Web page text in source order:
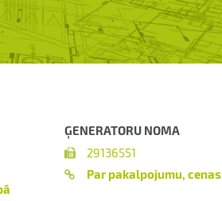
ĢENERATORU NOMA
29136551
Par pakalpojumu, cenas